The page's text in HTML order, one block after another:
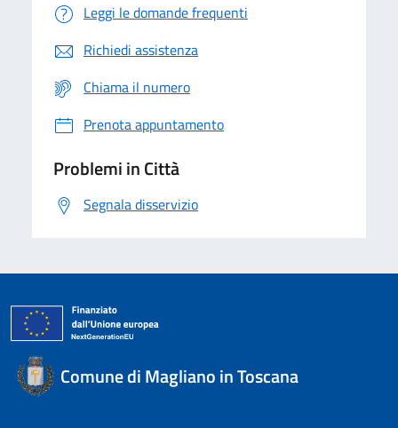
Leggi le domande frequenti
Richiedi assistenza
Chiama il numero
Prenota appuntamento
Problemi in Città
Segnala disservizio
Comune di Magliano in Toscana